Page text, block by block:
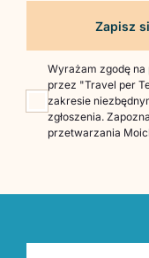
Wyrażam zgodę
przez "Travel per
zakresie
zgłoszenia.
przetwarzania